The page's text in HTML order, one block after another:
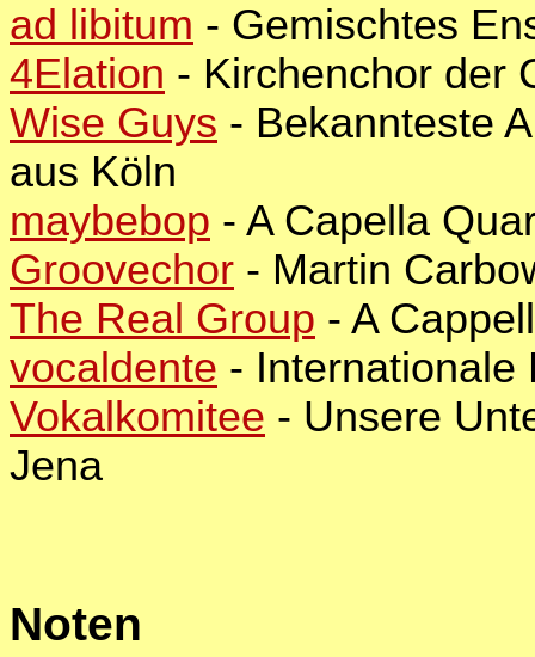
ad libitum - Gemischtes
4Elation - Kirchenchor der
Wise Guys - Bekannteste
aus Köln
maybebop - A Capella
Groovechor - Martin
The Real Group - A
vocaldente - Internationale
Vokalkomitee - Unsere
Jena
Noten